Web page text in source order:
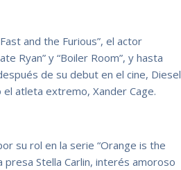
and the Furious”, el actor
Ryan” y “Boiler Room”, y hasta
de su debut en el cine, Diesel
atleta extremo, Xander Cage.
su rol en la serie “Orange is the
Stella Carlin, interés amoroso